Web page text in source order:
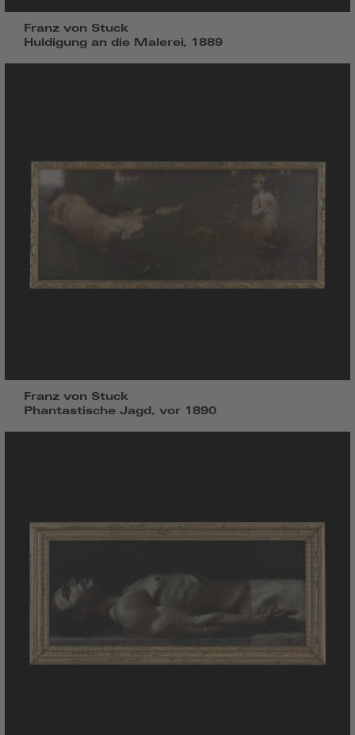
Franz von Stuck
Huldigung an die Malerei, 1889
Franz von Stuck
Phantastische Jagd, vor 1890